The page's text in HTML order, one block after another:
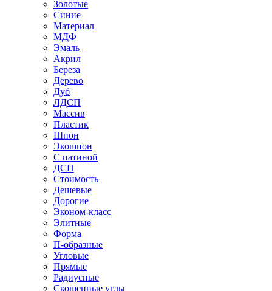
Золотые
Синие
Материал
МДФ
Эмаль
Акрил
Береза
Дерево
Дуб
ЛДСП
Массив
Пластик
Шпон
Экошпон
С патиной
ДСП
Стоимость
Дешевые
Дорогие
Эконом-класс
Элитные
Форма
П-образные
Угловые
Прямые
Радиусные
Скошенные углы